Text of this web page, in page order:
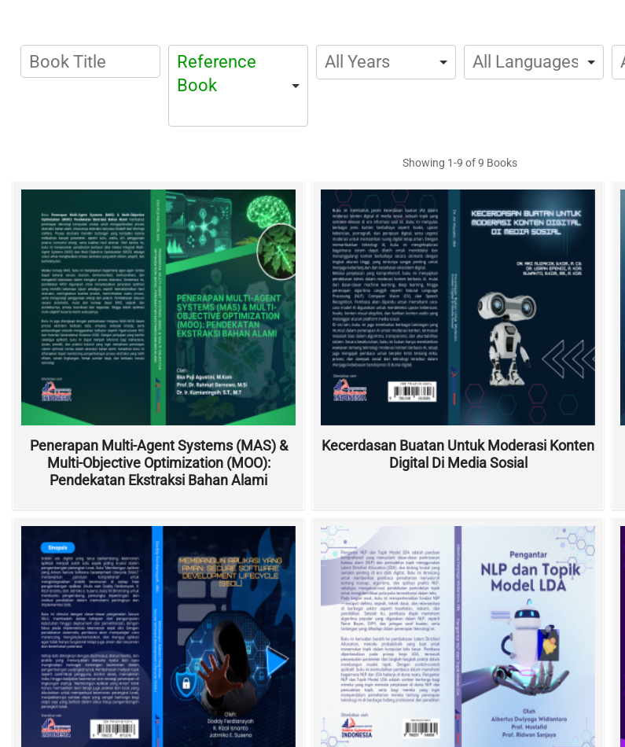
Reference
Book
Showing 1-9 of 9 Books
Penerapan Multi-Agent Systems (MAS) &
Multi-Objective Optimization (MOO):
Pendekatan Ekstraksi Bahan Alami
Kecerdasan Buatan Untuk Moderasi Konten
Digital Di Media Sosial